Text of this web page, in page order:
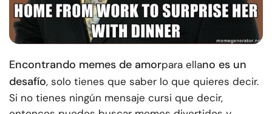
Encontrando memes de amorpara ellano es un
desafío, solo tienes que saber lo que quieres decir.
Si no tienes ningún mensaje cursi que decir,